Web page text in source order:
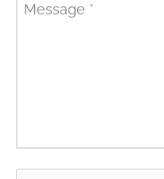
Message *